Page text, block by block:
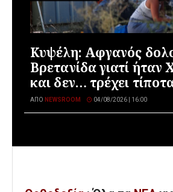
Κυψέλη: Αφγανός
Βρετανίδα γιατί ήταν
και δεν… τρέχει
ΑΠΌ NEWSROOM 04/08/2026 | 16:00